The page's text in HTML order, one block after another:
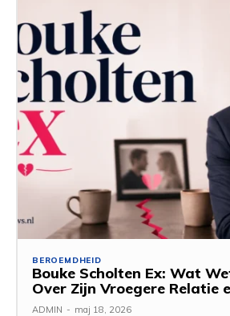
BEROEMDHEID
Bouke Scholten Ex: Wat
Over Zijn Vroegere Relatie
ADMIN - maj 18, 2026